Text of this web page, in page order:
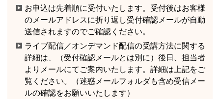
お申込は先着順に受付いたします。受付後はお客様
のメールアドレスに折り返し受付確認メールが自動
送信されますのでご確認ください。
ライブ配信／オンデマンド配信の受講方法に関する
詳細は、（受付確認メールとは別に）後日、担当者
よりメールにてご案内いたします。詳細は上記をご
覧ください。（迷惑メールフォルダも含め受信メー
ルの確認をお願いいたします）